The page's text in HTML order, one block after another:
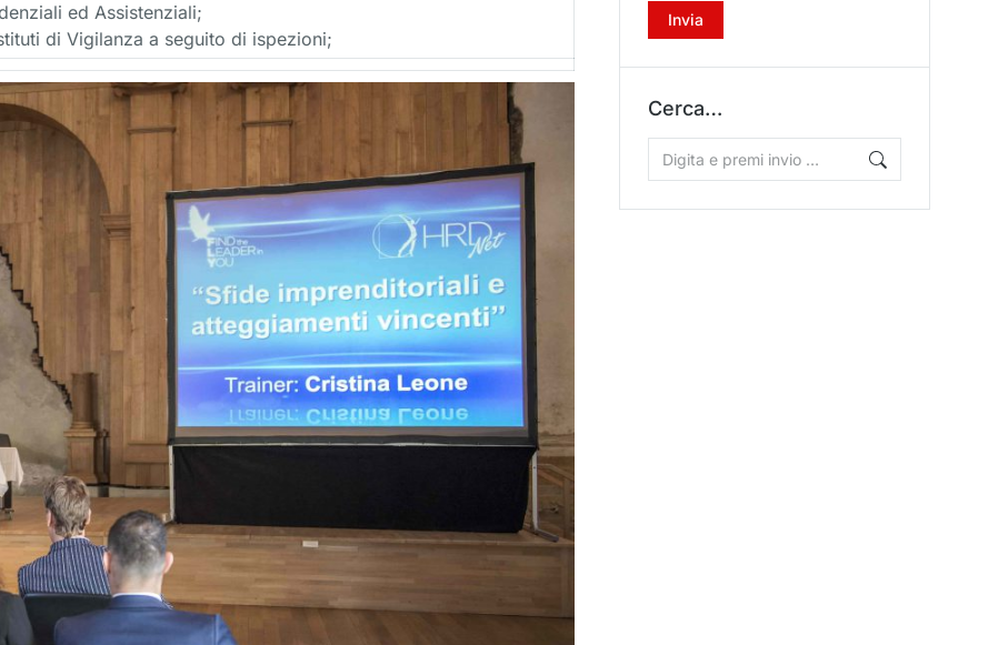
ed Assistenziali;
di Vigilanza a seguito di ispezioni;
Invia
Cerca…